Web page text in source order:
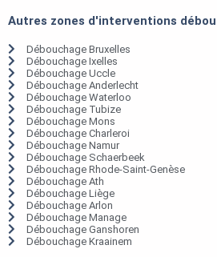
Autres zones d'interventions
Débouchage Bruxelles
Débouchage Ixelles
Débouchage Uccle
Débouchage Anderlecht
Débouchage Waterloo
Débouchage Tubize
Débouchage Mons
Débouchage Charleroi
Débouchage Namur
Débouchage Schaerbeek
Débouchage Rhode-Saint-Genèse
Débouchage Ath
Débouchage Liège
Débouchage Arlon
Débouchage Manage
Débouchage Ganshoren
Débouchage Kraainem